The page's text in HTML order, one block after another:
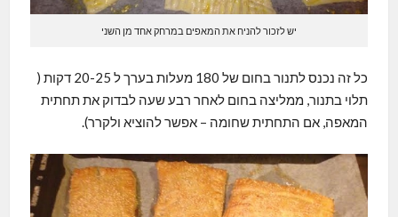
יש לזכור להניח את המאפים במרחק אחד מן השני
כל זה נכנס לתנור בחום של 180 מעלות בערך ל 20-25 דקות (
תלוי בתנור, ממליצה בחום לאחר רבע שעה לבדוק את תחתית
המאפה, אם התחתית שחומה – אפשר להוציא ולקרר).